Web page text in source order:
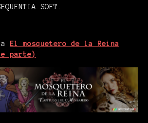
SOFT.
El mosquetero de la Reina
parte)